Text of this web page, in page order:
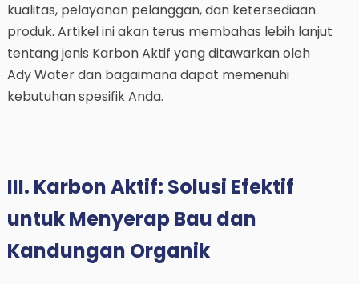
kualitas, pelayanan pelanggan, dan ketersediaan
produk. Artikel ini akan terus membahas lebih lanjut
tentang jenis Karbon Aktif yang ditawarkan oleh
Ady Water dan bagaimana dapat memenuhi
kebutuhan spesifik Anda.
III. Karbon Aktif: Solusi Efektif
untuk Menyerap Bau dan
Kandungan Organik